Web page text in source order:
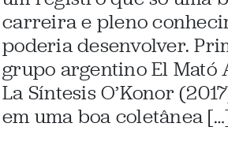
carreira e pleno
poderia desenvolver.
grupo argentino El Mató
La Síntesis O’Konor
em uma boa coletânea